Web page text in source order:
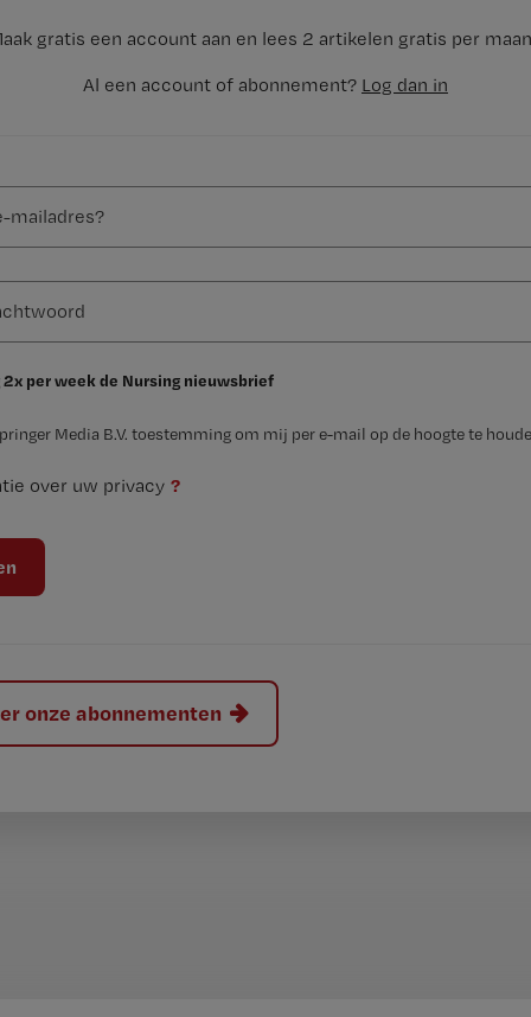
gratis een account aan en lees 2 artikelen gratis per
Al een account of abonnement? Log dan in
2x per week de Nursing nieuwsbrief
Media B.V. toestemming om mij per e-mail op de hoogte te
over uw privacy ?
onze abonnementen